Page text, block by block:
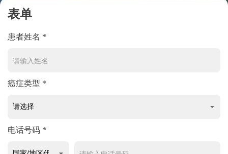
表单
患者姓名 *
癌症类型 *
电话号码 *